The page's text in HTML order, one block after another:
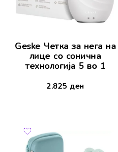
Geske Четка за нега на
лице со сонична
технологија 5 во 1
2.825 ден